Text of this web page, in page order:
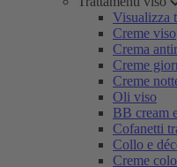
Visualizza
Creme viso
Crema
Creme
Creme
Oli viso
BB cream
Cofanetti
Collo e
Creme